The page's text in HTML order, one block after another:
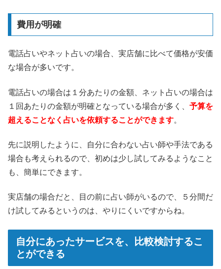
費用が明確
電話占いやネット占いの場合、実店舗に比べて価格が安価
な場合が多いです。
電話占いの場合は１分あたりの金額、ネット占いの場合は
１回あたりの金額が明確となっている場合が多く、 予算を
超えることなく占いを依頼することができます。
先に説明したように、自分に合わない占い師や手法である
場合も考えられるので、初めは少し試してみるようなこと
も、簡単にできます。
実店舗の場合だと、目の前に占い師がいるので、５分間だ
け試してみるというのは、やりにくいですからね。
自分にあったサービスを、比較検討するこ
とができる